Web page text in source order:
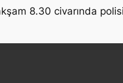
8.30 civarında